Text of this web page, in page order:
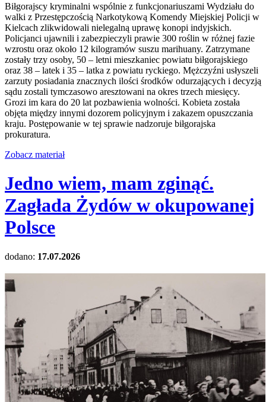
Biłgorajscy kryminalni wspólnie z funkcjonariuszami Wydziału do
walki z Przestępczością Narkotykową Komendy Miejskiej Policji w
Kielcach zlikwidowali nielegalną uprawę konopi indyjskich.
Policjanci ujawnili i zabezpieczyli prawie 300 roślin w różnej fazie
wzrostu oraz około 12 kilogramów suszu marihuany. Zatrzymane
zostały trzy osoby, 50 – letni mieszkaniec powiatu biłgorajskiego
oraz 38 – latek i 35 – latka z powiatu ryckiego. Mężczyźni usłyszeli
zarzuty posiadania znacznych ilości środków odurzających i decyzją
sądu zostali tymczasowo aresztowani na okres trzech miesięcy.
Grozi im kara do 20 lat pozbawienia wolności. Kobieta została
objęta między innymi dozorem policyjnym i zakazem opuszczania
kraju. Postępowanie w tej sprawie nadzoruje biłgorajska
prokuratura.
Zobacz materiał
Jedno wiem, mam zginąć.
Zagłada Żydów w okupowanej
Polsce
dodano: 17.07.2026